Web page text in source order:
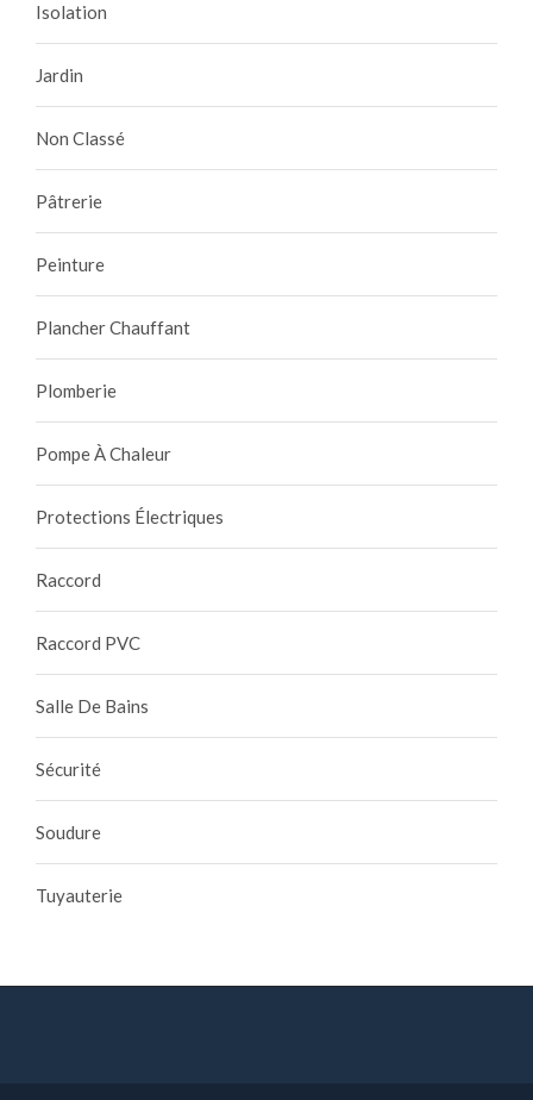
Isolation
Jardin
Non Classé
Pâtrerie
Peinture
Plancher Chauffant
Plomberie
Pompe À Chaleur
Protections Électriques
Raccord
Raccord PVC
Salle De Bains
Sécurité
Soudure
Tuyauterie